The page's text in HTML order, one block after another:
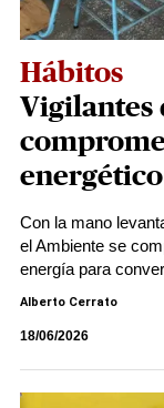
Hábitos
Vigilantes
Con la mano
el Ambiente se
energía para
Alberto Cerrato
18/06/2026